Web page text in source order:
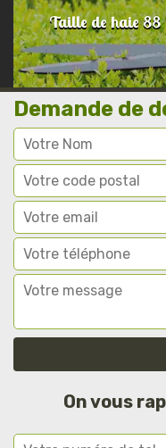
Taille de haie 88
Demande de
On vous